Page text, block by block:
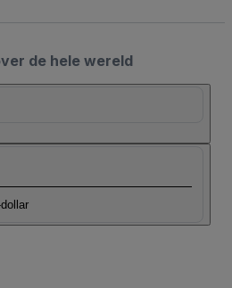
de hele wereld